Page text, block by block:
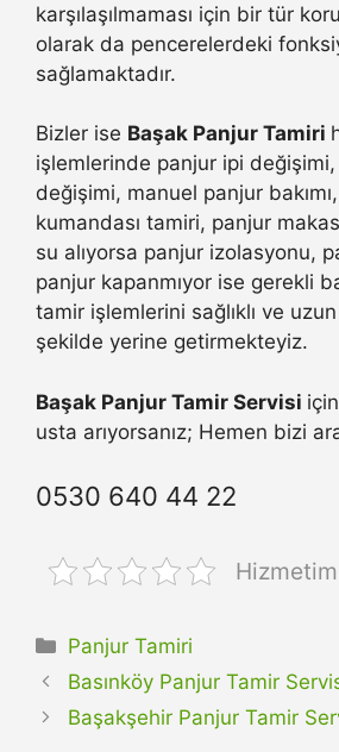
karşılaşılmaması için bir tür
olarak da pencerelerdeki
sağlamaktadır.
Bizler ise Başak Panjur Tamiri
işlemlerinde panjur ipi
değişimi, manuel panjur
kumandası tamiri, panjur
su alıyorsa panjur izolasyonu,
panjur kapanmıyor ise gerekli
tamir işlemlerini sağlıklı ve
şekilde yerine getirmekteyiz.
Başak Panjur Tamir Servisi
usta arıyorsanız; Hemen bizi
0530 640 44 22
Kategoriler
Panjur Tamiri
Basınköy Panjur Tamir
Başakşehir Panjur Tamir